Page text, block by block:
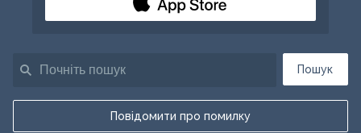
Пошук
Повідомити про помилку